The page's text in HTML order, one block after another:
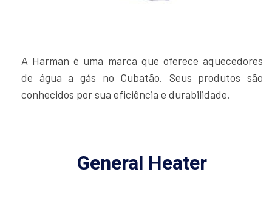
A Harman é uma marca que oferece aquecedores
de água a gás no Cubatão. Seus produtos são
conhecidos por sua eficiência e durabilidade.
General Heater